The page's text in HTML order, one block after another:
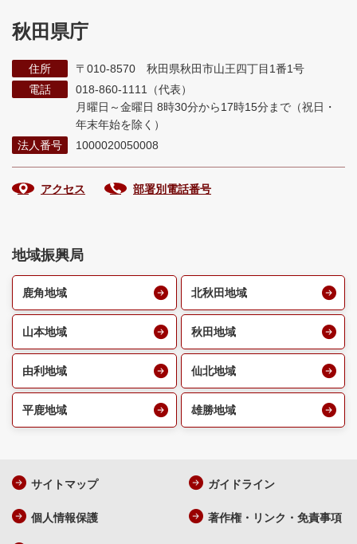
秋田県庁
住所
〒010-8570 秋田県秋田市山王四丁目1番1号
電話
018-860-1111（代表）
月曜日～金曜日 8時30分から17時15分まで （祝日・
年末年始を除く）
法人番号
1000020050008
アクセス 部署別電話番号
地域振興局
鹿角地域 北秋田地域
山本地域 秋田地域
由利地域 仙北地域
平鹿地域 雄勝地域
サイトマップ ガイドライン
個人情報保護 著作権・リンク・免責事項